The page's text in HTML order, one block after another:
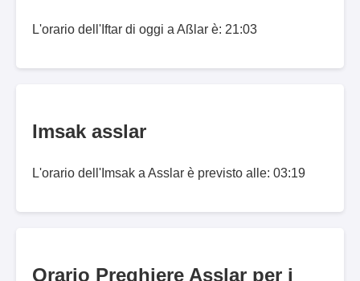
L'orario dell'Iftar di oggi a Aßlar è: 21:03
Imsak asslar
L'orario dell'Imsak a Asslar è previsto alle: 03:19
Orario Preghiere Asslar per i